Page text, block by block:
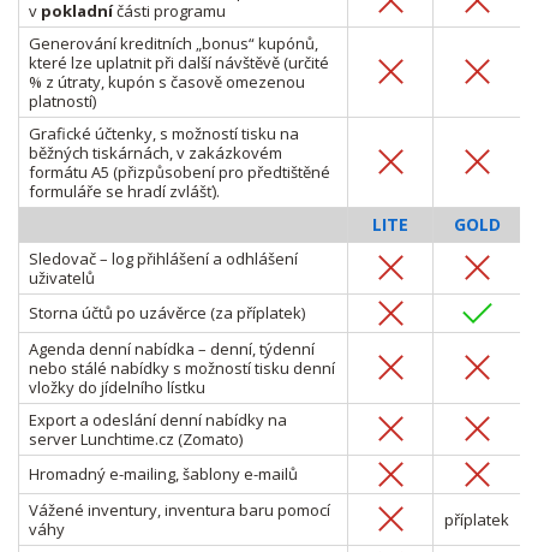
v pokladníčásti programu
Generování kreditních „bonus“ kupónů,
které lze uplatnit při další návštěvě (určité
% z útraty, kupón s časově omezenou
platností)
Grafické účtenky, s možností tisku na
běžných tiskárnách, v zakázkovém
formátu A5 (přizpůsobení pro předtištěné
formuláře se hradí zvlášť).
LITE GOLD
Sledovač – log přihlášení a odhlášení
uživatelů
Storna účtů po uzávěrce (za příplatek)
Agenda denní nabídka – denní, týdenní
nebo stálé nabídky s možností tisku denní
vložky do jídelního lístku
Export a odeslání denní nabídky na
server Lunchtime.cz (Zomato)
Hromadný e-mailing, šablony e-mailů
Vážené inventury, inventura baru pomocí
váhy
příplatek